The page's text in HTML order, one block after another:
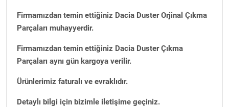
Firmamızdan temin ettiğiniz Dacia Duster Orjinal Çıkma
Parçaları muhayyerdir.
Firmamızdan temin ettiğiniz Dacia Duster Çıkma
Parçaları aynı gün kargoya verilir.
Ürünlerimiz faturalı ve evraklıdır.
Detaylı bilgi için bizimle iletişime geçiniz.